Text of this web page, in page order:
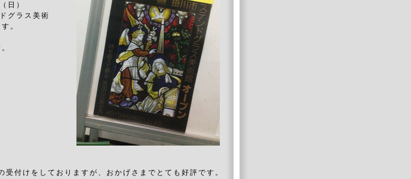
日）
グラス美術
。
受付けをしておりますが、おかげさまでとても好評です。